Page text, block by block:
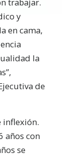
trabajar.
y
en cama,
la
de
inflexión.
años con
se